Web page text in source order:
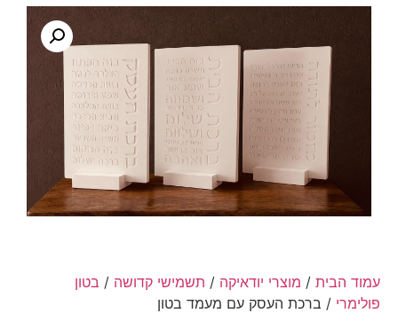
עמוד הבית / מוצרי יודאיקה / תשמישי קדושה / בטון
פולימרי / ברכת העסק עם מעמד בטון